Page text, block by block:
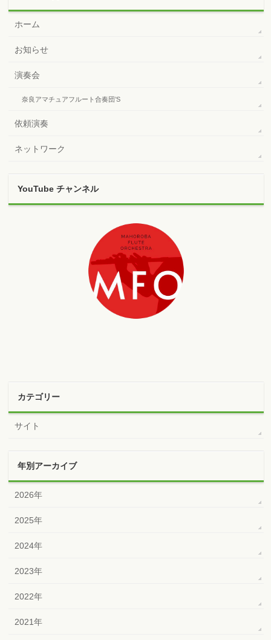
ホーム
お知らせ
演奏会
奈良アマチュアフルート合奏団’S
依頼演奏
ネットワーク
YouTube チャンネル
カテゴリー
サイト
年別アーカイブ
2026年
2025年
2024年
2023年
2022年
2021年